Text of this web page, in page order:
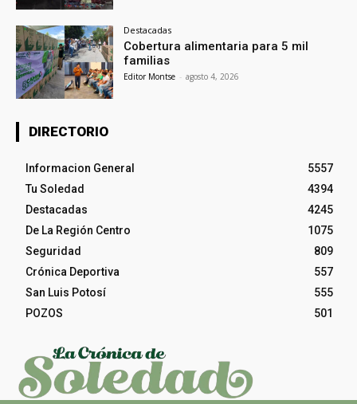
Destacadas
Cobertura alimentaria para 5 mil
familias
Editor Montse - agosto 4, 2026
DIRECTORIO
Informacion General
5557
Tu Soledad
4394
Destacadas
4245
De La Región Centro
1075
Seguridad
809
Crónica Deportiva
557
San Luis Potosí
555
POZOS
501